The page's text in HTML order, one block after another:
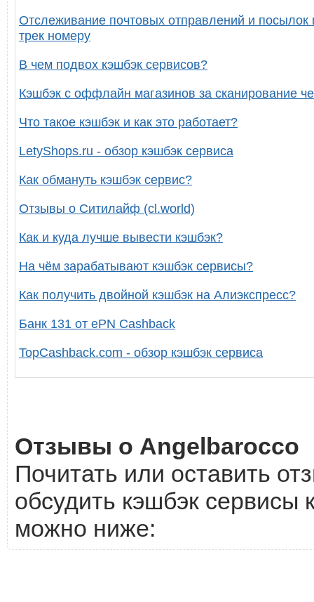
Отслеживание почтовых отправлений и посылок
трек номеру
В чем подвох кэшбэк сервисов?
Кэшбэк с оффлайн магазинов за сканирование
Что такое кэшбэк и как это работает?
LetyShops.ru - обзор кэшбэк сервиса
Как обмануть кэшбэк сервис?
Отзывы о Ситилайф (cl.world)
Как и куда лучше вывести кэшбэк?
На чём зарабатывают кэшбэк сервисы?
Как получить двойной кэшбэк на Алиэкспресс?
Банк 131 от ePN Cashback
TopCashback.com - обзор кэшбэк сервиса
Отзывы о Angelbarocco
Почитать или оставить
обсудить кэшбэк сервисы
можно ниже: